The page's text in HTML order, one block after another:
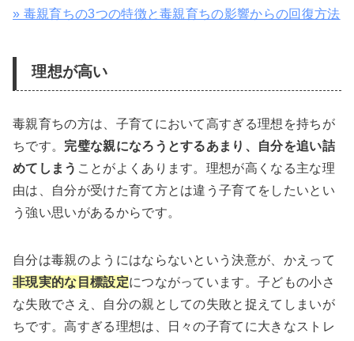
» 毒親育ちの3つの特徴と毒親育ちの影響からの回復方法
理想が高い
毒親育ちの方は、子育てにおいて高すぎる理想を持ちが
ちです。 完璧な親になろうとするあまり、自分を追い詰
めてしまう ことがよくあります。理想が高くなる主な理
由は、自分が受けた育て方とは違う子育てをしたいとい
う強い思いがあるからです。
自分は毒親のようにはならないという決意が、かえって
非現実的な目標設定につながっています。子どもの小さ
な失敗でさえ、自分の親としての失敗と捉えてしまいが
ちです。高すぎる理想は、日々の子育てに大きなストレ